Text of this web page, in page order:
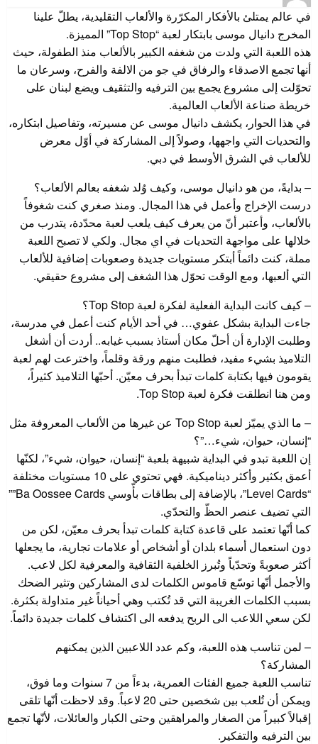
في عالم يمتلئ بالأفكار المكرّرة والألعاب التقليدية، يطلّ علينا
المخرج دانيال موسى بابتكار لعبة “Top Stop” المميزة.
هذه اللعبة التي ولدت من شغفه الكبير بالألعاب منذ الطفولة، حيث
أنها تجمع الاصدقاء والرفاق في جو من الالفة والفرح، وسرعان ما
تحوّلت إلى مشروع يجمع بين الترفيه والتثقيف ويضع لبنان على
خريطة صناعة الألعاب العالمية.
في هذا الحوار، يكشف دانيال موسى عن مسيرته، وتفاصيل ابتكاره،
والتحديات التي واجهها، وصولاً إلى المشاركة في أوّل معرض
للألعاب في الشرق الأوسط في دبي.
– بدايةً، من هو دانيال موسى، وكيف وُلد شغفه بعالم الألعاب؟
درست الإخراج وأعمل في هذا المجال. ومنذ صغري كنت شغوفاً
بالألعاب، وأعتبر أنّ من يعرف كيف يلعب لعبة محدّدة، يتدرب من
خلالها على مواجهة التحديات في اي مجال. ولكي لا تصبح اللعبة
مملة، كنت دائماً أبتكر مستويات جديدة وصعوبات إضافية للألعاب
التي ألعبها، ومع الوقت تحوّل هذا الشغف إلى مشروع حقيقي.
– كيف كانت البداية الفعلية لفكرة لعبة Top Stop؟
جاءت البداية بشكل عفوي… في أحد الأيام كنت أعمل في مدرسة،
وطلبت الإدارة أن أحلّ مكان أستاذ بسبب غيابه.. أردت أن أشغل
التلاميذ بشيء مفيد، فطلبت منهم ورقة وقلماً، واخترعت لهم لعبة
يقومون فيها بكتابة كلمات تبدأ بحرف معيّن. أحبّها التلاميذ كثيراً،
ومن هنا انطلقت فكرة لعبة Top Stop.
– ما الذي يميّز لعبة Top Stop عن غيرها من الألعاب المعروفة مثل
“إنسان، حيوان، شيء…”؟
إن اللعبة تبدو في البداية شبيهة بلعبة “إنسان، حيوان، شيء”، لكنّها
أعمق بكثير وأكثر ديناميكية. فهي تحتوي على 10 مستويات مختلفة
“Level Cards”، بالإضافة إلى بطاقات بأّوسي Ba Oossee Cards””
التي تضيف عنصر الحظّ والتحدّي.
كما أنّها تعتمد على قاعدة كتابة كلمات تبدأ بحرف معيّن، لكن من
دون استعمال أسماء بلدان أو أشخاص أو علامات تجارية، ما يجعلها
أكثر صعوبةً وتحدّياً وتُبرز الخلفية الثقافية والمعرفية لكل لاعب.
والأجمل أنّها توسّع قاموس الكلمات لدى المشاركين وتثير الضحك
بسبب الكلمات الغريبة التي قد تُكتب وهي أحياناً غير متداولة بكثرة.
لكن سعي اللاعب الى الربح يدفعه الى اكتشاف كلمات جديدة دائماً.
– لمن تناسب هذه اللعبة، وكم عدد اللاعبين الذين يمكنهم
المشاركة؟
تناسب اللعبة جميع الفئات العمرية، بدءاً من 7 سنوات وما فوق،
ويمكن أن تُلعب بين شخصين حتى 20 لاعباً. وقد لاحظت أنّها تلقى
إقبالاً كبيراً من الصغار والمراهقين وحتى الكبار والعائلات، لأنّها تجمع
بين الترفيه والتفكير.